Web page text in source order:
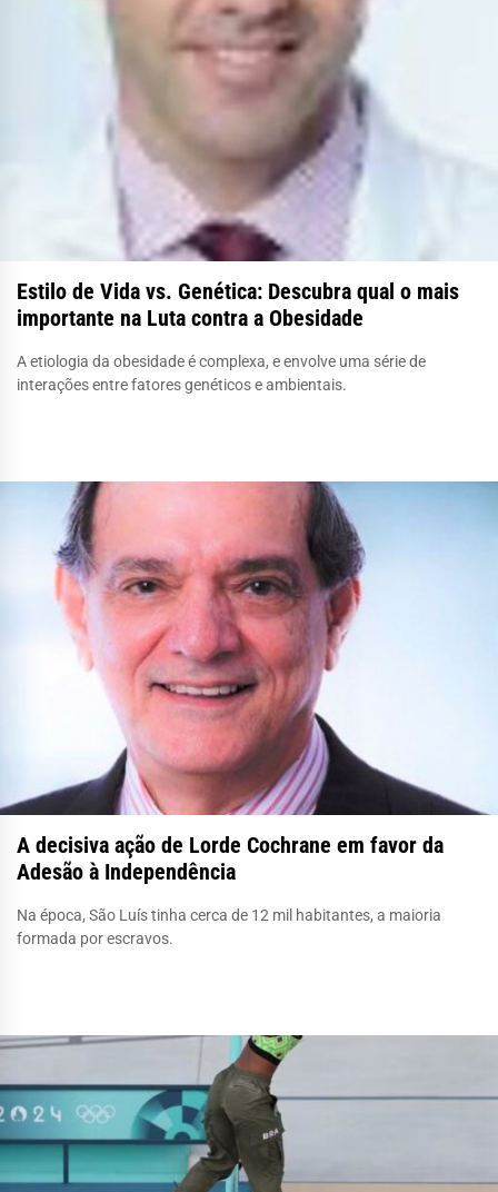
Estilo de Vida vs. Genética: Descubra qual o mais
importante na Luta contra a Obesidade
A etiologia da obesidade é complexa, e envolve uma série de
interações entre fatores genéticos e ambientais.
A decisiva ação de Lorde Cochrane em favor da
Adesão à Independência
Na época, São Luís tinha cerca de 12 mil habitantes, a maioria
formada por escravos.